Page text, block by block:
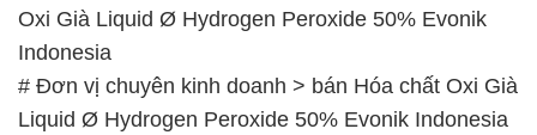
Oxi Già Liquid Ø Hydrogen Peroxide 50% Evonik
Indonesia
# Đơn vị chuyên kinh doanh > bán Hóa chất Oxi Già
Liquid Ø Hydrogen Peroxide 50% Evonik Indonesia